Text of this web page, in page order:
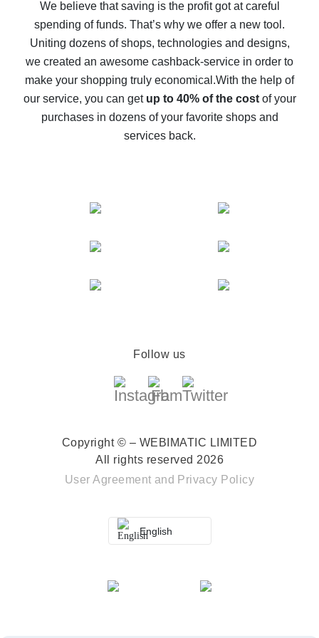
10% cash back on AliExpress - the impossible is
possible
The best cash back on AliExpress - how to find it
The best cash back service for AliExpress - let's
compare offers
We believe that saving is the profit got at careful
spending of funds. That’s why we offer a new tool.
Uniting dozens of shops, technologies and designs,
we created an awesome cashback-service in order to
make your shopping truly economical.With the help of
our service, you can get up to 40% of the costof your
purchases in dozens of your favorite shops and
services back.
Follow us
Copyright © – WEBIMATIC LIMITED
All rights reserved 2026
User Agreement and Privacy Policy
English